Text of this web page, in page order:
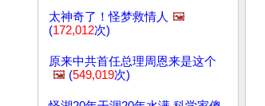
太神奇了！怪梦救情人 🖼️
(172,012次)
原来中共首任总理周恩来是这个
🖼️ (549,019次)